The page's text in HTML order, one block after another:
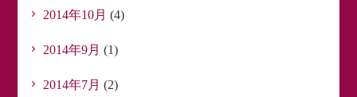
2014年10月 (4)
2014年9月 (1)
2014年7月 (2)